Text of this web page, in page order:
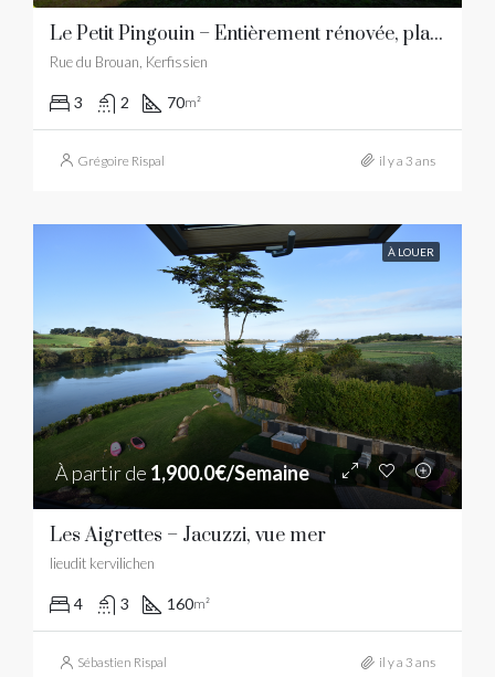
Le Petit Pingouin – Entièrement rénovée, plage à 300 mètres
Rue du Brouan, Kerfissien
3 2 70m²
Grégoire Rispal il y a 3 ans
À LOUER
À partir de 1,900.0€/Semaine
Les Aigrettes – Jacuzzi, vue mer
lieudit kervilichen
4 3 160m²
Sébastien Rispal il y a 3 ans